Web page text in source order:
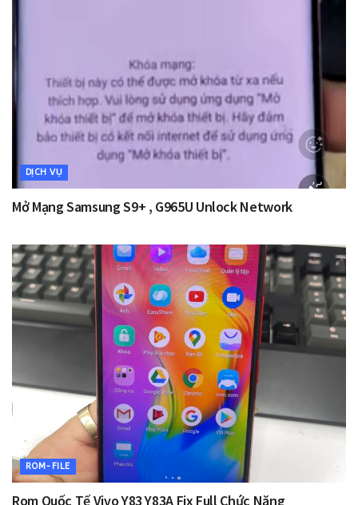
DỊCH VỤ
Mở Mạng Samsung S9+ , G965U Unlock Network
ROM-FILE
Rom Quốc Tế Vivo Y83 Y83A Fix Full Chức Năng